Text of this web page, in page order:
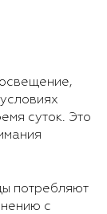
суток. Это
потребляют
с